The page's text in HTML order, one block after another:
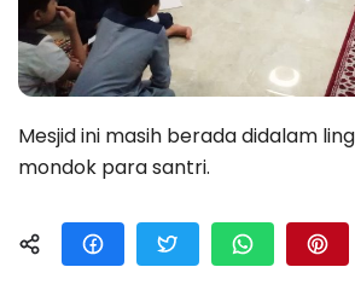
Mesjid ini masih berada didalam
mondok para santri.